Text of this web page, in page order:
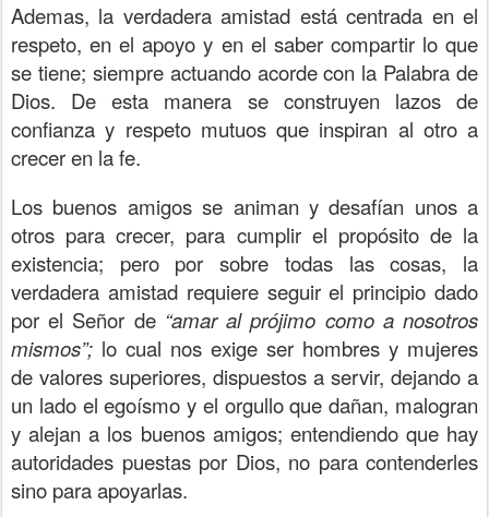
Ademas, la verdadera amistad está centrada en el
respeto, en el apoyo y en el saber compartir lo que
se tiene; siempre actuando acorde con la Palabra de
Dios. De esta manera se construyen lazos de
confianza y respeto mutuos que inspiran al otro a
crecer en la fe.
Los buenos amigos se animan y desafían unos a
otros para crecer, para cumplir el propósito de la
existencia; pero por sobre todas las cosas, la
verdadera amistad requiere seguir el principio dado
por el Señor de “amar al prójimo como a nosotros
mismos”; lo cual nos exige ser hombres y mujeres
de valores superiores, dispuestos a servir, dejando a
un lado el egoísmo y el orgullo que dañan, malogran
y alejan a los buenos amigos; entendiendo que hay
autoridades puestas por Dios, no para contenderles
sino para apoyarlas.